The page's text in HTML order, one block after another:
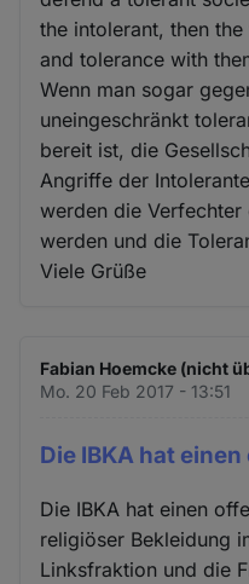
the intolerant, then
and tolerance with
Wenn man sogar
uneingeschränkt
bereit ist, die
Angriffe der
werden die
werden und die
Viele Grüße
Fabian Hoemcke (nicht
Mo. 20 Feb 2017 - 13:51
Die IBKA hat
Die IBKA hat einen
religiöser Bekleidung
Linksfraktion und die